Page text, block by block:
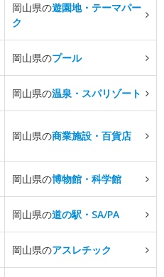
岡山県の遊園地・テーマパー
ク
岡山県のプール
岡山県の温泉・スパリゾート
岡山県の商業施設・百貨店
岡山県の博物館・科学館
岡山県の道の駅・SA/PA
岡山県のアスレチック